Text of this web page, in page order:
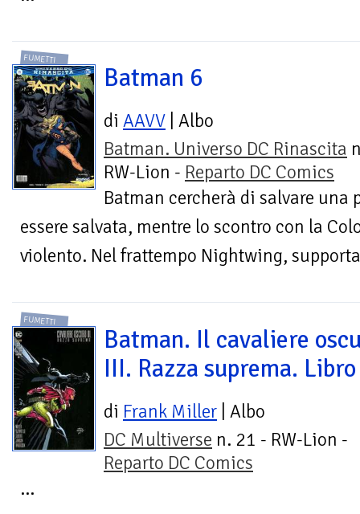
FUMETTI
Batman 6
di AAVV | Albo
Batman. Universo DC Rinascita
RW-Lion - Reparto DC Comics
Batman cercherà di salvare una
essere salvata, mentre lo scontro con la
violento. Nel frattempo Nightwing,
FUMETTI
Batman. Il cavaliere
III. Razza suprema.
di Frank Miller | Albo
DC Multiverse n. 21 - RW-Lion -
Reparto DC Comics
...